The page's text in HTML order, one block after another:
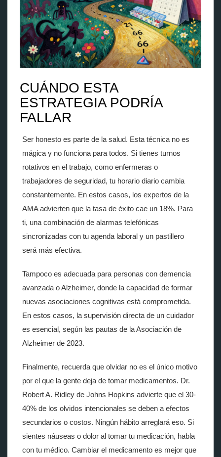
CUÁNDO ESTA
ESTRATEGIA PODRÍA
FALLAR
Ser honesto es parte de la salud. Esta técnica no es
mágica y no funciona para todos. Si tienes turnos
rotativos en el trabajo, como enfermeras o
trabajadores de seguridad, tu horario diario cambia
constantemente. En estos casos, los expertos de la
AMA advierten que la tasa de éxito cae un 18%. Para
ti, una combinación de alarmas telefónicas
sincronizadas con tu agenda laboral y un pastillero
será más efectiva.
Tampoco es adecuada para personas con demencia
avanzada o Alzheimer, donde la capacidad de formar
nuevas asociaciones cognitivas está comprometida.
En estos casos, la supervisión directa de un cuidador
es esencial, según las pautas de la Asociación de
Alzheimer de 2023.
Finalmente, recuerda que olvidar no es el único motivo
por el que la gente deja de tomar medicamentos. Dr.
Robert A. Ridley de Johns Hopkins advierte que el 30-
40% de los olvidos intencionales se deben a efectos
secundarios o costos. Ningún hábito arreglará eso. Si
sientes náuseas o dolor al tomar tu medicación, habla
con tu médico. Cambiar el medicamento es mejor que